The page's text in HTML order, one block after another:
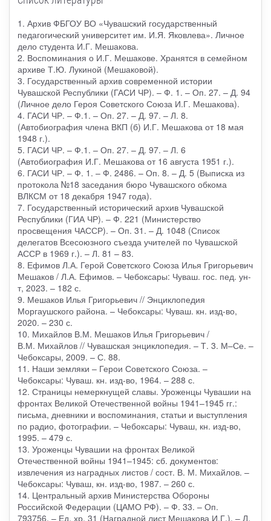
1. Архив ФБГОУ ВО «Чувашский государственный
педагогический университет им. И.Я. Яковлева». Личное
дело студента И.Г. Мешакова.
2. Воспоминания о И.Г. Мешакове. Хранятся в семейном
архиве Т.Ю. Лукиной (Мешаковой).
3. Государственный архив современной истории
Чувашской Республики (ГАСИ ЧР). – Ф. 1. – Оп. 27. – Д. 94
(Личное дело Героя Советского Союза И.Г. Мешакова).
4. ГАСИ ЧР. – Ф.1. – Оп. 27. – Д. 97. – Л. 8.
(Автобиография члена ВКП (б) И.Г. Мешакова от 18 мая
1948 г.).
5. ГАСИ ЧР. – Ф.1. – Оп. 27. – Д. 97. – Л. 6
(Автобиография И.Г. Мешакова от 16 августа 1951 г.).
6. ГАСИ ЧР. – Ф. 1. – Ф. 2486. – Оп. 8. – Д. 5 (Выписка из
протокола №18 заседания бюро Чувашского обкома
ВЛКСМ от 18 декабря 1947 года).
7. Государственный исторический архив Чувашской
Республики (ГИА ЧР). – Ф. 221 (Министерство
просвещения ЧАССР). – Оп. 31. – Д. 1048 (Список
делегатов Всесоюзного съезда учителей по Чувашской
АССР в 1969 г.). – Л. 81 – 83.
8. Ефимов Л.А. Герой Советского Союза Илья Григорьевич
Мешаков / Л.А. Ефимов. – Чебоксары: Чуваш. гос. пед. ун-
т, 2023. – 182 с.
9. Мешаков Илья Григорьевич // Энциклопедия
Моргаушского района. – Чебоксары: Чуваш. кн. изд-во,
2020. – 230 с.
10. Михайлов В.М. Мешаков Илья Григорьевич /
В.М. Михайлов // Чувашская энциклопедия. – Т. 3. М–Се. –
Чебоксары, 2009. – С. 88.
11. Наши земляки – Герои Советского Союза. –
Чебоксары: Чуваш. кн. изд-во, 1964. – 288 с.
12. Страницы немеркнущей славы. Уроженцы Чувашии на
фронтах Великой Отечественной войны 1941–1945 гг.:
письма, дневники и воспоминания, статьи и выступления
по радио, фотографии. – Чебоксары: Чуваш, кн. изд-во,
1995. – 479 с.
13. Уроженцы Чувашии на фронтах Великой
Отечественной войны 1941–1945: сб. документов:
извлечения из наградных листов / сост. В. М. Михайлов. –
Чебоксары: Чуваш, кн. изд-во, 1987. – 260 с.
14. Центральный архив Министерства Обороны
Российской Федерации (ЦАМО РФ). – Ф. 33. – Оп.
793756. – Ед. хр. 31 (Наградной лист Мешакова И.Г.). – Л.